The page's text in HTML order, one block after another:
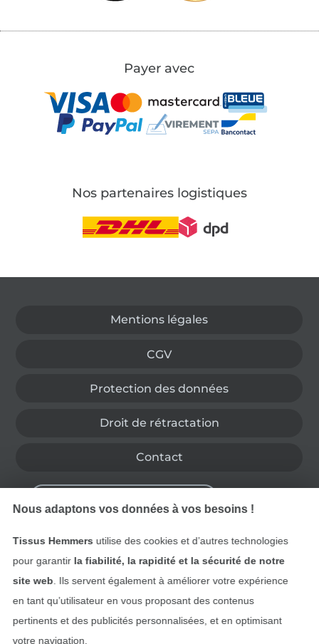
Payer avec
Nos partenaires logistiques
Mentions légales
CGV
Protection des données
Droit de rétractation
Contact
Trouvez plus d’idées
Nous adaptons vos données à vos besoins !
Tissus Hemmers utilise des cookies et d’autres technologies
pour garantir la fiabilité, la rapidité et la sécurité de notre
site web . Ils servent également à améliorer votre expérience
en tant qu’utilisateur en vous proposant des contenus
pertinents et des publicités personnalisées, et en optimisant
votre navigation.